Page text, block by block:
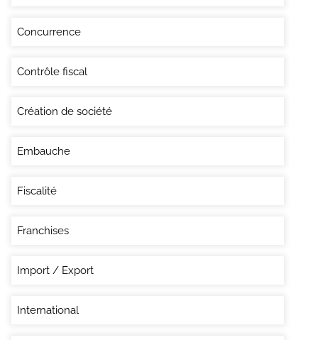
Concurrence
Contrôle fiscal
Création de société
Embauche
Fiscalité
Franchises
Import / Export
International